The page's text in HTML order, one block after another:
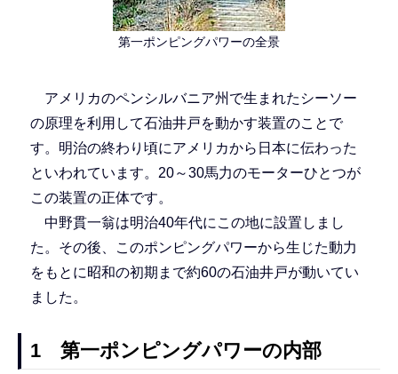
第一ポンピングパワーの全景
アメリカのペンシルバニア州で生まれたシーソー
の原理を利用して石油井戸を動かす装置のことで
す。明治の終わり頃にアメリカから日本に伝わった
といわれています。20～30馬力のモーターひとつが
この装置の正体です。
中野貫一翁は明治40年代にこの地に設置しまし
た。その後、このポンピングパワーから生じた動力
をもとに昭和の初期まで約60の石油井戸が動いてい
ました。
1 第一ポンピングパワーの内部